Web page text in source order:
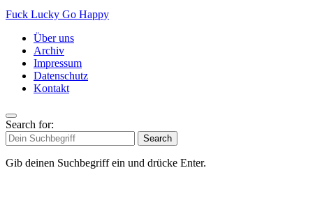
Fuck Lucky Go Happy
Über uns
Archiv
Impressum
Datenschutz
Kontakt
Search for:
Search
Gib deinen Suchbegriff ein und drücke Enter.